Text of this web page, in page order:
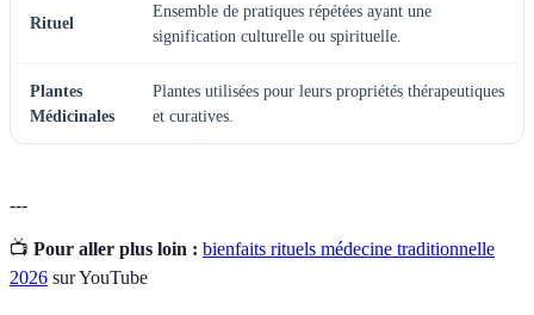
Rituel
Ensemble de pratiques répétées ayant une
signification culturelle ou spirituelle.
Plantes
Médicinales
Plantes utilisées pour leurs propriétés thérapeutiques
et curatives.
---
📺 Pour aller plus loin : bienfaits rituels médecine traditionnelle
2026 sur YouTube